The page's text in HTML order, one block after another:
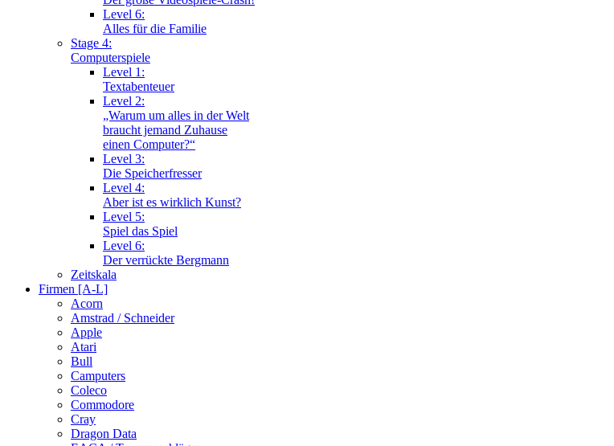
Level 6:
Alles für die Familie
Stage 4:
Computerspiele
Level 1:
Textabenteuer
Level 2:
„Warum um alles in der Welt
braucht jemand Zuhause
einen Computer?“
Level 3:
Die Speicherfresser
Level 4:
Aber ist es wirklich Kunst?
Level 5:
Spiel das Spiel
Level 6:
Der verrückte Bergmann
Zeitskala
Firmen [A-L]
Acorn
Amstrad / Schneider
Apple
Atari
Bull
Camputers
Coleco
Commodore
Cray
Dragon Data